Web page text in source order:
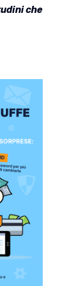
che